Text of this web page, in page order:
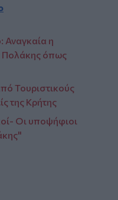
Αναγκαία η
Πολάκης όπως
Τουριστικούς
της Κρήτης
Οι υποψήφιοι